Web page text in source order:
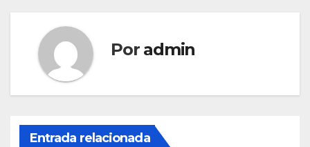
Por admin
Entrada relacionada